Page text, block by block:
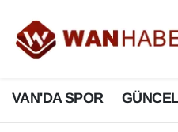
VAN'DA SPOR
3.SAYFA
ASAYİŞ
Van Nöbetçi Eczaneler
Van Hava Durumu